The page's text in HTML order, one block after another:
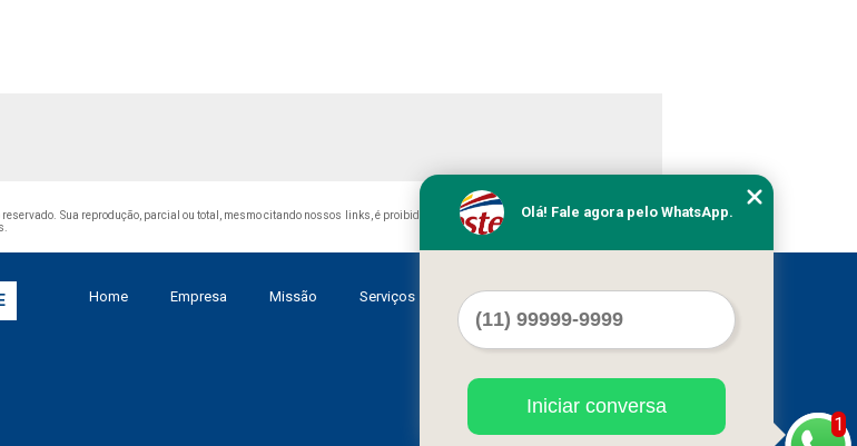
reservado. Sua reprodução, parcial ou total, mesmo citando nossos links, é proibida sem a autorização do autor. Crime de violação
Home Empresa Missão Serviços Contato Mapa do site
1
Olá! Fale agora pelo WhatsApp.
Iniciar conversa